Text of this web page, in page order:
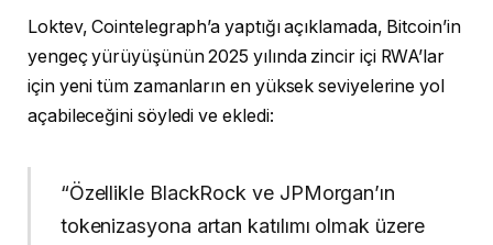
Loktev, Cointelegraph’a yaptığı açıklamada, Bitcoin’in
yengeç yürüyüşünün 2025 yılında zincir içi RWA’lar
için yeni tüm zamanların en yüksek seviyelerine yol
açabileceğini söyledi ve ekledi:
“Özellikle BlackRock ve JPMorgan’ın
tokenizasyona artan katılımı olmak üzere